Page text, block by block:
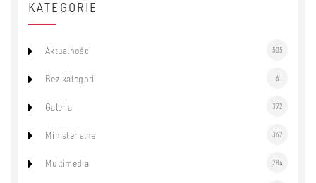
KATEGORIE
Aktualności 505
Bez kategorii 6
Galeria 372
Ministerialne 362
Multimedia 284